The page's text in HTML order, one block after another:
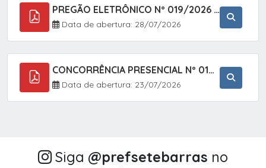
PREGÃO ELETRÔNICO Nº 019/2026 - CONTRATAÇÃO DE EMPRESA ESPECIALIZADA PARA A PRESTAÇÃO DE SERVIÇOS VETERINÁRIOS CLÍNICOS E CIRÚRGICOS, COM FOCO EM AÇÕES DE SAÚDE PÚBLICA, BEM-ESTAR ANIMAL E CONTROLE POPULACIONAL ÉTICO DE CÃES E GATOS, EM ATENDIMENTO À
Data de abertura: 28/07/2026
CONCORRÊNCIA PRESENCIAL Nº 018/2026 - PAVIMENTAÇÃO ASFÁLTICA NO BAIRRO VOTUPOCA ? ESTRADA DA RAPOSA, NO MUNICÍPIO DE SETE BARRAS/SP
Data de abertura: 23/07/2026
Siga @‌prefsetebarras no